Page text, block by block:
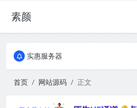
素颜
实惠服务器
全国免费包邮流量卡
首页
网站源码 正文